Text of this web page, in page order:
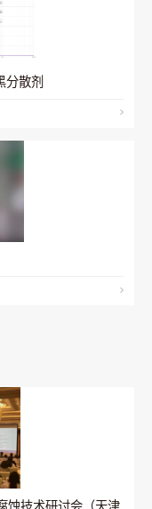
散剂
蚀技术研讨会（天津